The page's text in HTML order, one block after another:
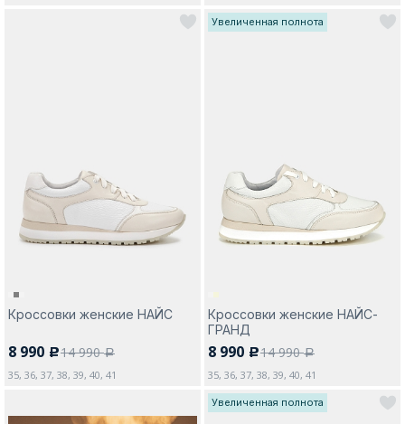
Кроссовки женские НАЙС
8 990 c14 990a
35, 36, 37, 38, 39, 40, 41
Увеличенная полнота
Кроссовки женские НАЙС-
ГРАНД
8 990 c14 990a
35, 36, 37, 38, 39, 40, 41
Увеличенная полнота